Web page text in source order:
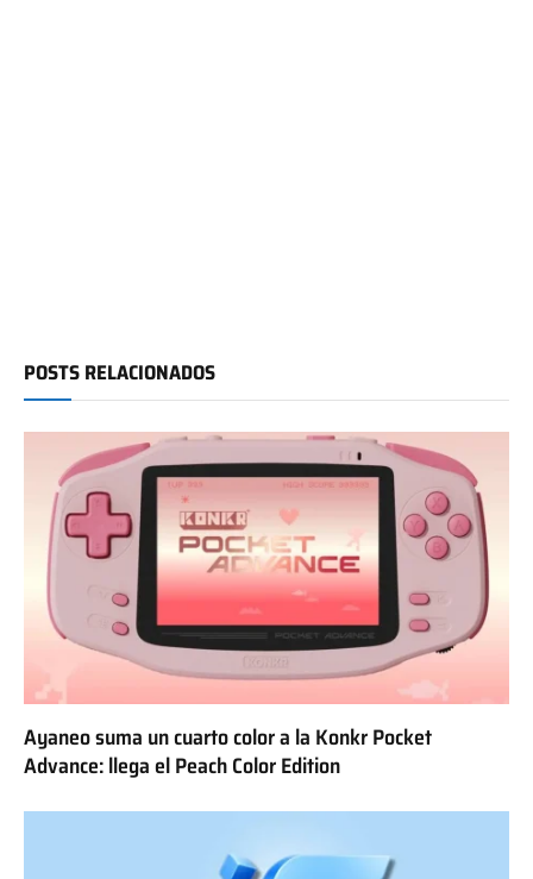
POSTS RELACIONADOS
Ayaneo suma un cuarto color a la Konkr Pocket
Advance: llega el Peach Color Edition